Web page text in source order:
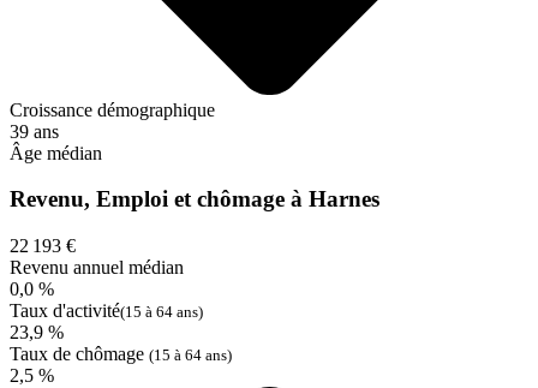
Croissance démographique
39 ans
Âge médian
Revenu, Emploi et chômage à Harnes
22 193 €
Revenu annuel médian
0,0 %
Taux d'activité(15 à 64 ans)
23,9 %
Taux de chômage (15 à 64 ans)
2,5 %